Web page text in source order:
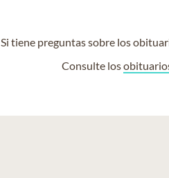
Si tiene preguntas sobre los
Consulte los